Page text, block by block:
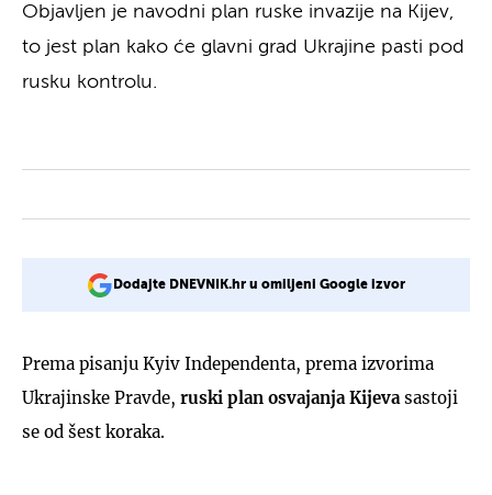
Objavljen je navodni plan ruske invazije na Kijev,
to jest plan kako će glavni grad Ukrajine pasti pod
rusku kontrolu.
Dodajte DNEVNIK.hr u omiljeni Google izvor
Prema pisanju Kyiv Independenta, prema izvorima
Ukrajinske Pravde, ruski plan osvajanja Kijeva sastoji
se od šest koraka.